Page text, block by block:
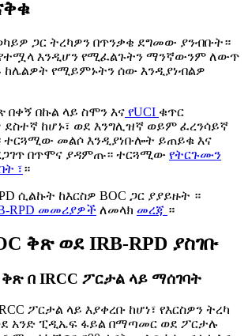
ጋር ትረካዎን በጥንቃቄ ደግመው ያንብቡት።
የተሟላ እንዲሆን የሚፈልጉትን ማንኛውንም ለውጥ
ከሌልዎት የሚይምኑትን ሰው እንዲያነብልዎ
በቀኝ በኩል ላይ ስሞን እና የUCI ቁጥር
ደስተኛ ከሆኑ፣ ወደ እንግሊዝኛ ወይም ፈረንሳይኛ
ተርጓሚው መልሶ እንዲያነቡሎት ይጠይቁ እና
በጥሞና ያዳምጡ። ተርጓሚው የትርጉሙን
፣።
ሲልኩት ከእርስዎ BOC ጋር ያያይዙት ።
RPD መመሪያዎች ለመላክ መረጃ ።
ቅጽ ወደ IRB-RPD ያስገቡ
ቅጽ በ IRCC ፖርታል ላይ ማሰገባት
ፖርታል ላይ እያቀረቡ ከሆነ፣ የእርስዎን ትረካ
አንድ ፒዲኤፍ ፋይል በማጣመር ወደ ፖርታሉ